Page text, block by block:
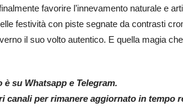
favorire l’innevamento naturale e
festività con piste segnate da contrasti
il suo volto autentico. E quella magia
è su Whatsapp e Telegram.
canali per rimanere aggiornato in tempo